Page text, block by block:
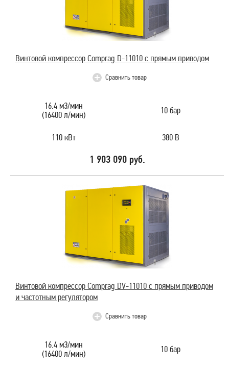
Винтовой компрессор Comprag D-11010 с прямым приводом
Сравнить товар
16.4 м3/мин
(16400 л/мин)
10 бар
110 кВт 380 В
1 903 090 руб.
Винтовой компрессор Comprag DV-11010 с прямым приводом
и частотным регулятором
Сравнить товар
16.4 м3/мин
(16400 л/мин)
10 бар